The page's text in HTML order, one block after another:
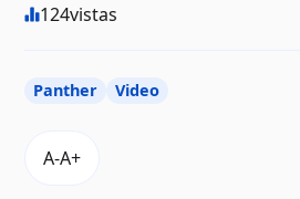
124vistas
Panther Video